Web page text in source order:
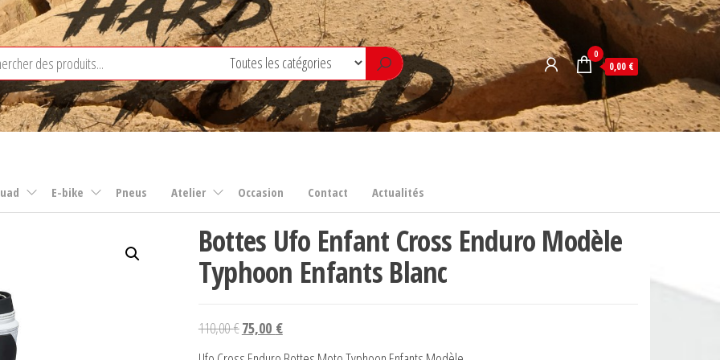
0
0,00 €
E-bike Pneus Atelier Occasion Contact Actualités
Bottes Ufo Enfant Cross Enduro Modèle
Typhoon Enfants Blanc
110,00€Le
prix
75,00 €Le
prix